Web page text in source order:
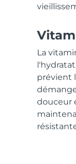
La
prévient
douceur
FOREO APP
À PROPROS